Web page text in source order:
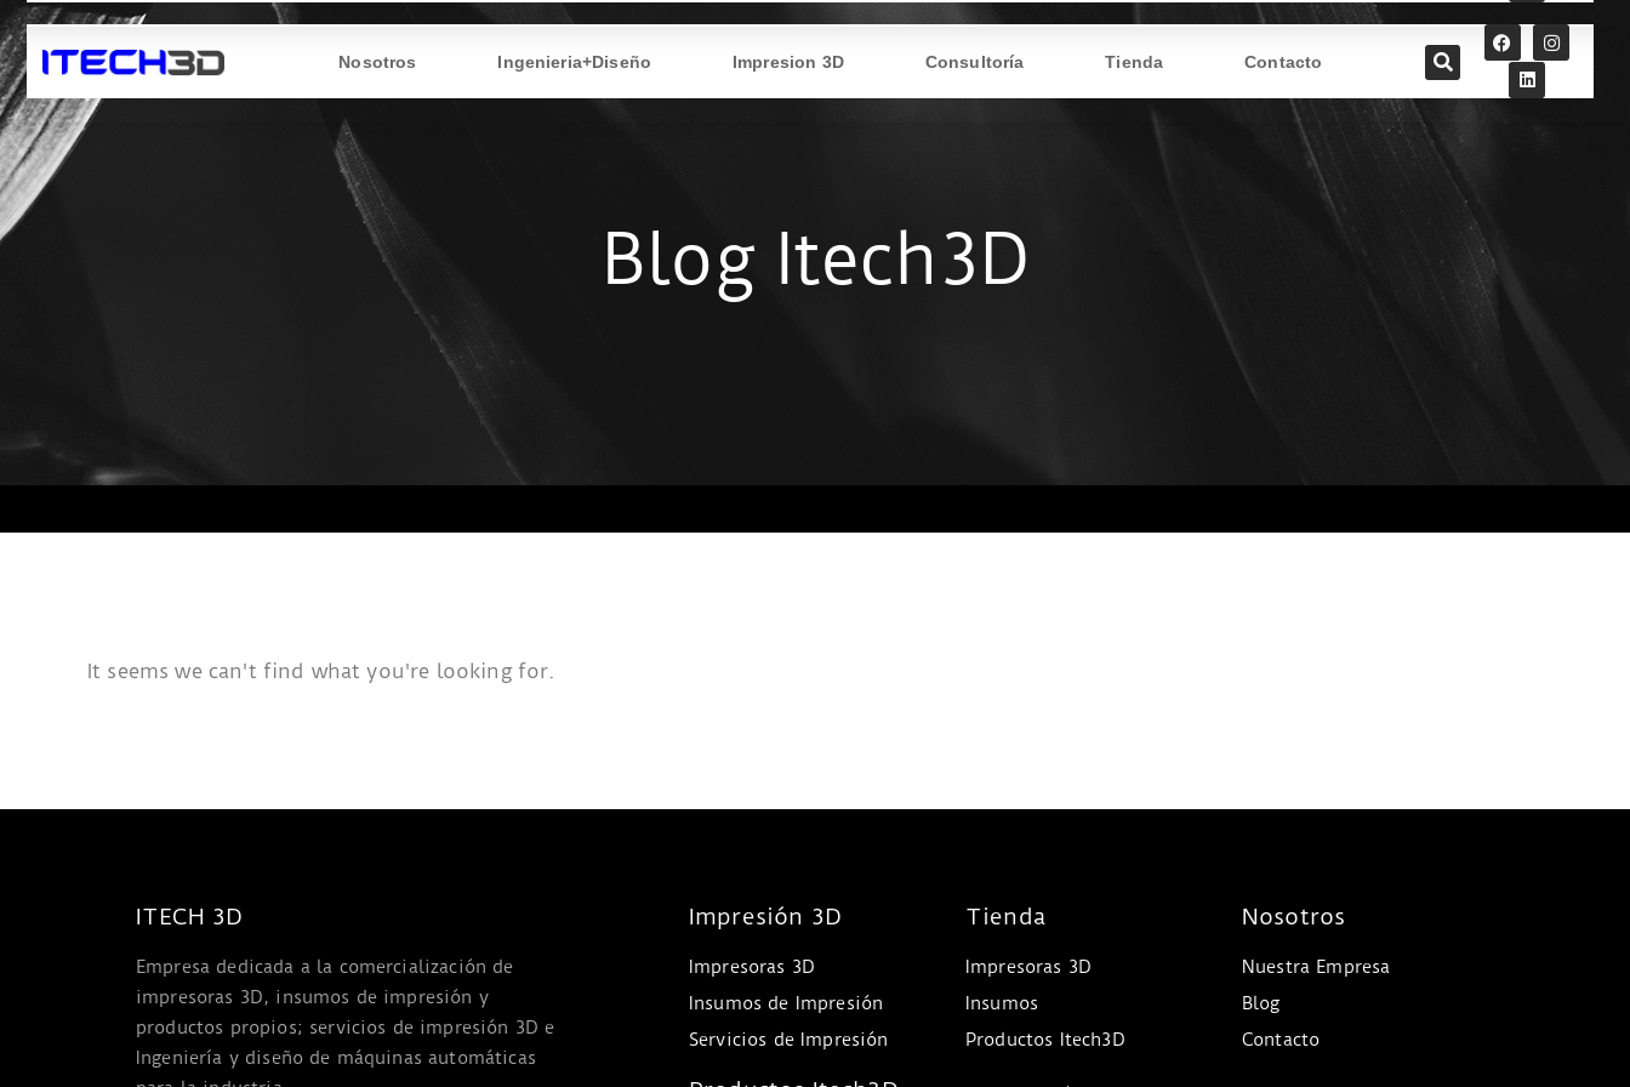
Nosotros Ingenieria+Diseño Impresion 3D Consultoría Tienda Contacto
Blog Itech3D
It seems we can't find what you're looking for.
ITECH 3D
Empresa dedicada a la comercialización de
impresoras 3D, insumos de impresión y
productos propios; servicios de impresión 3D e
Ingeniería y diseño de máquinas automáticas
Impresión 3D
Impresoras 3D
Insumos de Impresión
Servicios de Impresión
Tienda
Impresoras 3D
Insumos
Productos Itech3D
Nosotros
Nuestra Empresa
Blog
Contacto